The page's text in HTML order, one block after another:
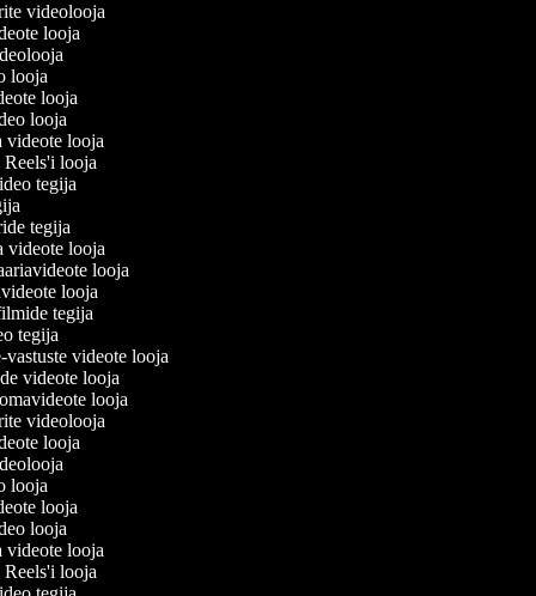
videolooja
looja
looja
looja
looja
videote looja
Reels'i looja
tegija
tegija
videote looja
looja
looja
tegija
tegija
vastuste videote looja
videote looja
looja
videolooja
looja
looja
looja
looja
videote looja
Reels'i looja